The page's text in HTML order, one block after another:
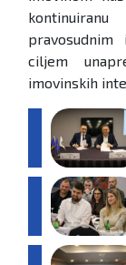
ciljem
imovinskih